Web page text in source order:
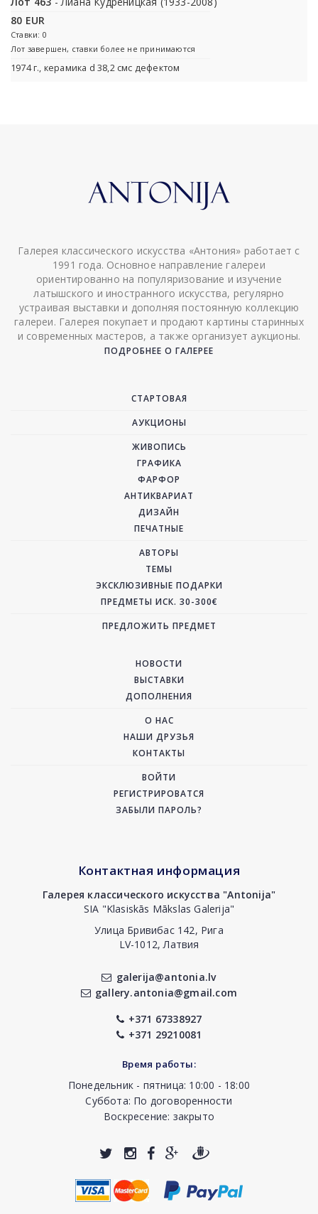
80 EUR
Ставки: 0
Лот завершен, ставки более не принимаются
1974 г., керамика d 38,2 смс дефектом
Галерея классического искусства «Антония» работает с
1991 года. Основное направление галереи
ориентированно на популяризование и изучение
латышского и иностранного искусства, регулярно
устраивая выставки и дополняя постоянную коллекцию
галереи. Галерея покупает и продают картины старинных
и современных мастеров, а также организует аукционы.
ПОДРОБНЕЕ О ГАЛЕРЕЕ
СТАРТОВАЯ
АУКЦИОНЫ
ЖИВОПИСЬ
ГРАФИКА
ФАРФОР
АНТИКВАРИАТ
ДИЗАЙН
ПЕЧАТНЫЕ
АВТОРЫ
ТЕМЫ
ЭКСКЛЮЗИВНЫЕ ПОДАРКИ
ПРЕДМЕТЫ ИСК. 30-300€
ПРЕДЛОЖИТЬ ПРЕДМЕТ
НОВОСТИ
ВЫСТАВКИ
ДОПОЛНЕНИЯ
О НАС
НАШИ ДРУЗЬЯ
КОНТАКТЫ
ВОЙТИ
РЕГИСТРИРОВАТСЯ
ЗАБЫЛИ ПАРОЛЬ?
Контактная информация
Галерея классического искусства "Antonija"
SIA "Klasiskās Mākslas Galerija"
Улица Бривибас 142, Рига
LV-1012, Латвия
galerija@antonia.lv
gallery.antonia@gmail.com
+371 67338927
+371 29210081
Время работы:
Понедельник - пятница: 10:00 - 18:00
Суббота: По договоренности
Воскресение: закрыто